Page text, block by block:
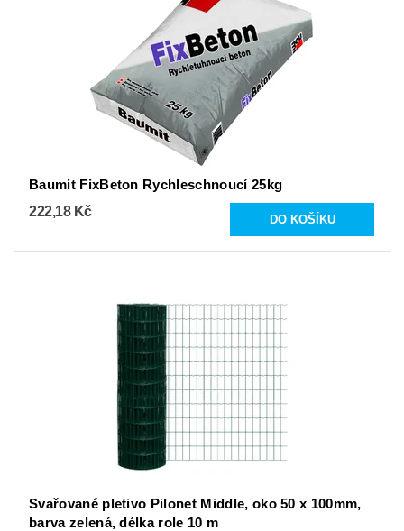
Baumit FixBeton Rychleschnoucí 25kg
222,18 Kč
Svařované pletivo Pilonet Middle, oko 50 x 100mm,
barva zelená, délka role 10 m